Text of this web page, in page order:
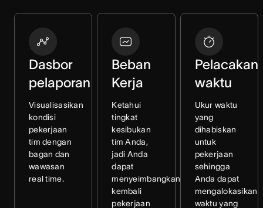
Dasbor
pelaporan
Visualisasikan
kondisi
pekerjaan
tim dengan
bagan dan
wawasan
real time.
Beban
Kerja
Ketahui
tingkat
kesibukan
tim Anda,
jadi Anda
dapat
menyeimbangkan
kembali
pekerjaan
Pelacakan
waktu
Ukur waktu
yang
dihabiskan
untuk
pekerjaan
sehingga
Anda dapat
mengalokasikan
waktu yang